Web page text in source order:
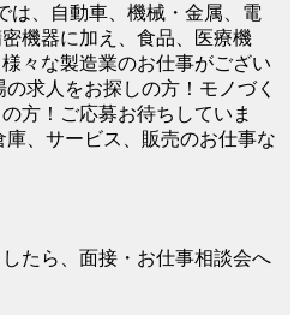
は、自動車、機械・金属、電
機器に加え、食品、医療機
々な製造業のお仕事がござい
の求人をお探しの方！モノづく
方！ご応募お待ちしていま
庫、サービス、販売のお仕事な
たら、面接・お仕事相談会へ